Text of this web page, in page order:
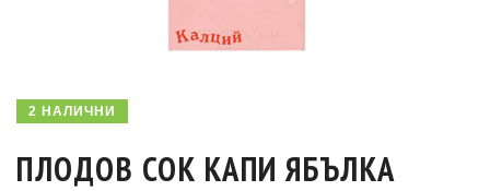
2 НАЛИЧНИ
ПЛОДОВ СОК КАПИ ЯБЪЛКА